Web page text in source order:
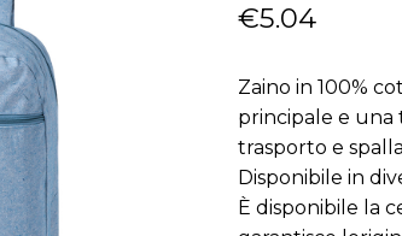
€5.04
Zaino in 100%
principale e una
trasporto e
Disponibile in
È disponibile la